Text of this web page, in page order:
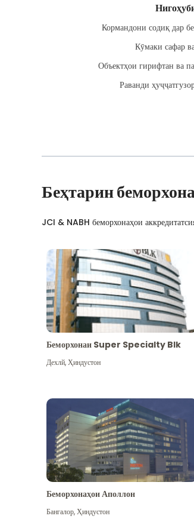
Кормандони содиқ дар
Кӯмаки сафар
Объектҳои гирифтан ва
Раванди
Беҳтарин
JCI & NABH беморхонаҳои
Беморхонаи Super Specialty Blk
Дехлй,Ҳиндустон
Беморхонаҳои Аполлон
Бангалор,Ҳиндустон